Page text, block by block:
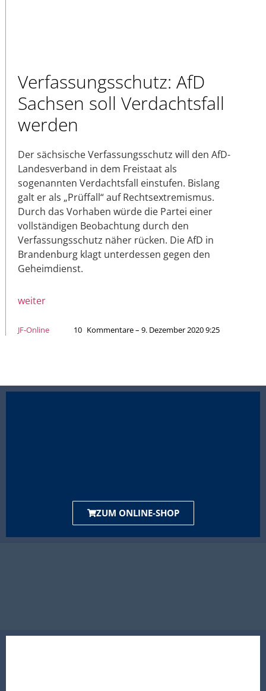
Verfassungsschutz: AfD
Sachsen soll Verdachtsfall
werden
Der sächsische Verfassungsschutz will den AfD-
Landesverband in dem Freistaat als
sogenannten Verdachtsfall einstufen. Bislang
galt er als „Prüffall“ auf Rechtsextremismus.
Durch das Vorhaben würde die Partei einer
vollständigen Beobachtung durch den
Verfassungsschutz näher rücken. Die AfD in
Brandenburg klagt unterdessen gegen den
Geheimdienst.
weiter
JF-Online 10 Kommentare – 9. Dezember 2020 9:25
ZUM ONLINE-SHOP